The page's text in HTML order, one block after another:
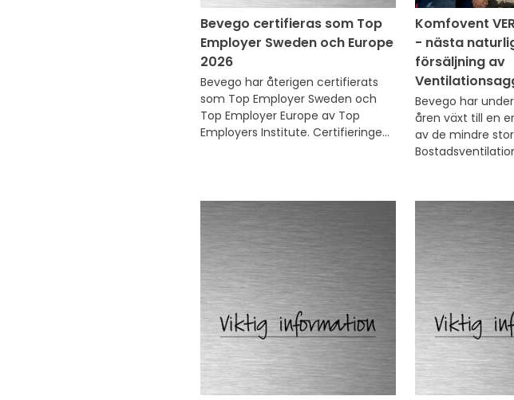
Bevego certifieras som Top
Employer Sweden och Europe
2026
Bevego har återigen certifierats
som Top Employer Sweden och
Top Employer Europe av Top
Employers Institute. Certifieringen
skapa en attraktiv, trygg och
utvecklande arbetsplats.
Komfovent
- nästa
försäljning av
Bevego har
åren växt till en
av de mindre
varianterna ofta
s.k.